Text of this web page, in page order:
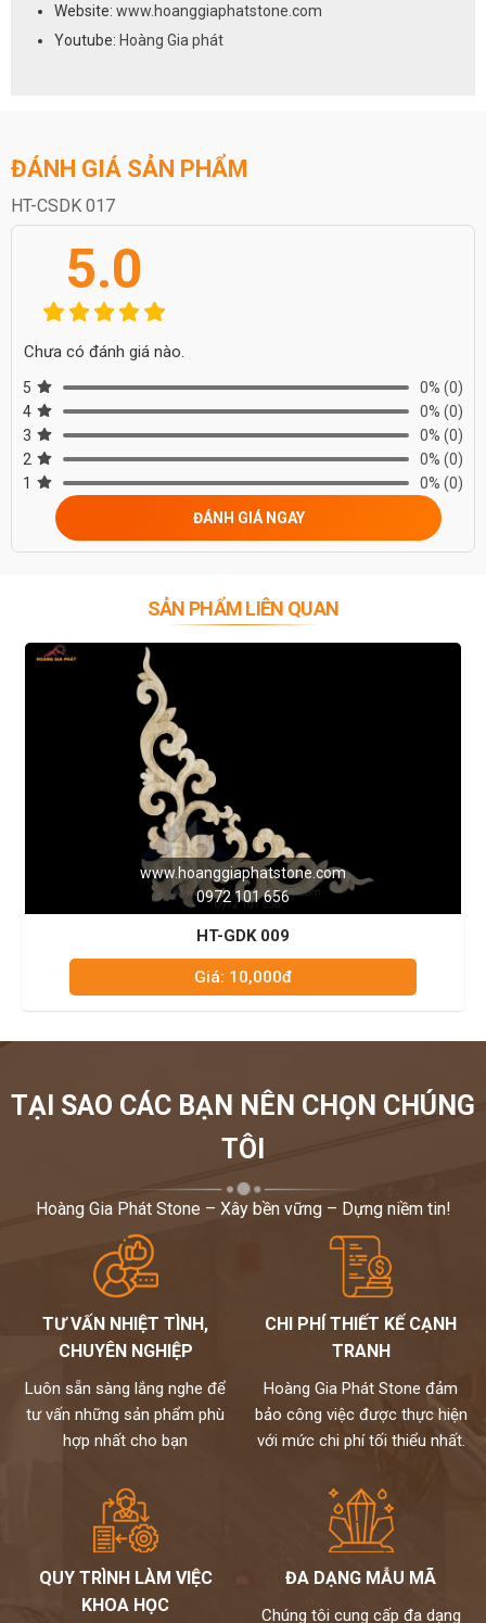
Website: www.hoanggiaphatstone.com
Youtube: Hoàng Gia phát
ĐÁNH GIÁ SẢN PHẨM
HT-CSDK 017
5.0
Chưa có đánh giá nào.
5 0% (0)
4
0% (0)
3
0% (0)
2
0% (0)
1
0% (0)
ĐÁNH GIÁ NGAY
SẢN PHẨM LIÊN QUAN
www.hoanggiaphatstone.com
0972 101 656
Giá: 10,000đ
TẠI SAO CÁC BẠN NÊN CHỌN CHÚNG
TÔI
Hoàng Gia Phát Stone – Xây bền vững – Dựng niềm tin!
TƯ VẤN NHIỆT TÌNH,
CHUYÊN NGHIỆP
Luôn sẵn sàng lắng nghe để
tư vấn những sản phẩm phù
hợp nhất cho bạn
CHI PHÍ THIẾT KẾ CẠNH
TRANH
Hoàng Gia Phát Stone đảm
bảo công việc được thực hiện
với mức chi phí tối thiểu nhất.
QUY TRÌNH LÀM VIỆC
KHOA HỌC
ĐA DẠNG MẪU MÃ
Chúng tôi cung cấp đa dạng